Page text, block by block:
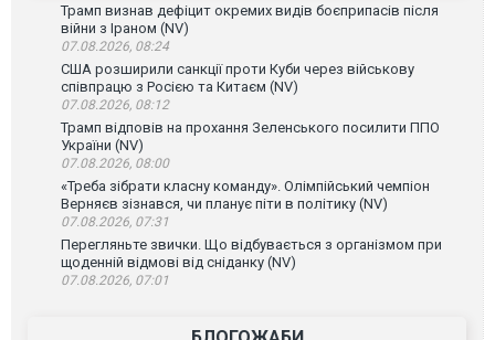
Трамп визнав дефіцит окремих видів боєприпасів після
війни з Іраном (NV)
07.08.2026, 08:24
США розширили санкції проти Куби через військову
співпрацю з Росією та Китаєм (NV)
07.08.2026, 08:12
Трамп відповів на прохання Зеленського посилити ППО
України (NV)
07.08.2026, 08:00
«Треба зібрати класну команду». Олімпійський чемпіон
Верняєв зізнався, чи планує піти в політику (NV)
07.08.2026, 07:31
Перегляньте звички. Що відбувається з організмом при
щоденній відмові від сніданку (NV)
07.08.2026, 07:01